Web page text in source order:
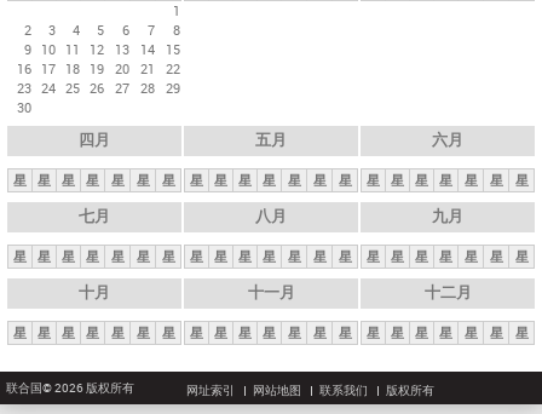
1
2
3 4 5 6 7
8
9 10 11 12 13 14
15
16 17 18 19 20 21
22
23 24 25 26 27 28 29
30
四月
星 星 星 星 星 星 星
五月
星 星 星 星 星 星 星
六月
星 星 星 星 星 星 星
七月
星 星 星 星 星 星 星
八月
星 星 星 星 星 星 星
九月
星 星 星 星 星 星 星
十月
星 星 星 星 星 星 星
十一月
星 星 星 星 星 星 星
十二月
星 星 星 星 星 星 星
联合国© 2026 版权所有 网址索引 网站地图 联系我们 版权所有